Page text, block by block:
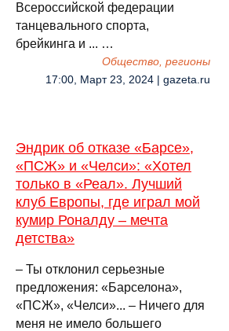
Всероссийской федерации
танцевального спорта,
брейкинга и ... …
Общество, регионы
17:00, Март 23, 2024 | gazeta.ru
Эндрик об отказе «Барсе»,
«ПСЖ» и «Челси»: «Хотел
только в «Реал». Лучший
клуб Европы, где играл мой
кумир Роналду – мечта
детства»
– Ты отклонил серьезные
предложения: «Барселона»,
«ПСЖ», «Челси»... – Ничего для
меня не имело большего